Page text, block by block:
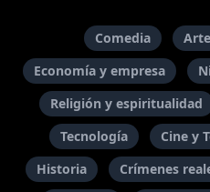
Comedia Arte
Economía y empresa
Religión y espiritualidad
Tecnología
Cine y
Historia
Crímenes